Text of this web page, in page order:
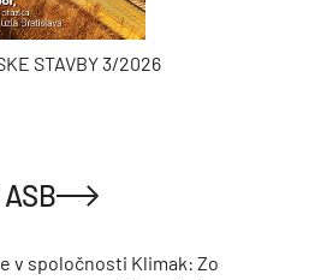
STAVBY 3/2026
v spoločnosti Klimak: Zo